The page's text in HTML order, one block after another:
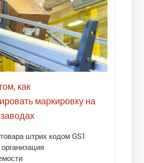
как
маркировку на
штрих кодом GS1